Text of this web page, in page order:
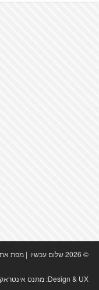
© 2026 שלום עכשיו | מפת
Design & UX: מתנס